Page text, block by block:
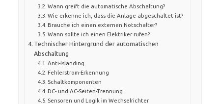
Wann greift die automatische Abschaltung?
Wie erkenne ich, dass die Anlage abgeschaltet ist?
Brauche ich einen externen Notschalter?
Wann sollte ich einen Elektriker rufen?
Technischer Hintergrund der automatischen
Abschaltung
Anti-Islanding
Fehlerstrom-Erkennung
Schaltkomponenten
DC- und AC-Seiten-Trennung
Sensoren und Logik im Wechselrichter